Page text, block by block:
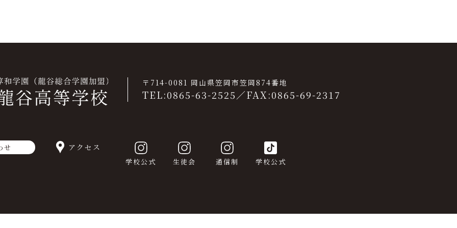
〒714-0081 岡山県笠岡市笠岡874番地
TEL:0865-63-2525／FAX:0865-69-2317
せ アクセス
学校公式 生徒会 通信制 学校公式